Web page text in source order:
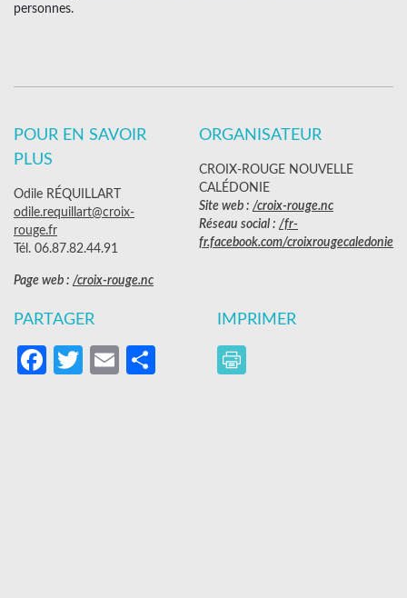
personnes.
POUR EN SAVOIR
PLUS
Odile RÉQUILLART
odile.requillart@croix-
rouge.fr
Tél. 06.87.82.44.91
Page web : /croix-rouge.nc
ORGANISATEUR
CROIX-ROUGE NOUVELLE
CALÉDONIE
Site web : /croix-rouge.nc
Réseau social : /fr-
fr.facebook.com/croixrougecaledonie
PARTAGER
Facebook
Twitter
EmailPartager
IMPRIMER